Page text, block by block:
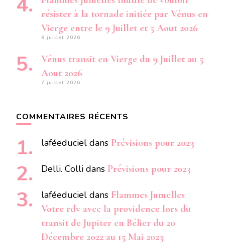
résister à la tornade initiée par Vénus en
Vierge entre le 9 Juillet et 5 Aout 2026
8 juillet 2026
Vénus transit en Vierge du 9 Juillet au 5
Aout 2026
7 juillet 2026
COMMENTAIRES RÉCENTS
laféeduciel dans Prévisions pour 2023
Delli. Colli dans Prévisions pour 2023
laféeduciel dans Flammes Jumelles
Votre rdv avec la providence lors du
transit de Jupiter en Bélier du 20
Décembre 2022 au 15 Mai 2023